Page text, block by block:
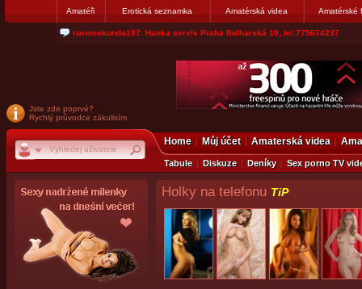
Amatéři Erotická seznamka Amatérská videa Amatérské
nanosekunda187: Hanka servis Praha Bulharská 10, tel:775674237
Jste zde poprvé?
Rychlý průvodce zákulisím
Home Můj účet Amaterská videa
Tabule Diskuze Deníky Sex porno TV
Holky na telefonu TiP